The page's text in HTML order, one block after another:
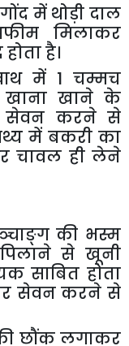
में थोड़ी दाल
मिलाकर
है।
में 1 चम्मच
खाना खाने के
सेवन करने से
में बकरी का
चावल ही लेने
की भस्म
से खूनी
साबित होता
सेवन करने से
छौंक लगाकर